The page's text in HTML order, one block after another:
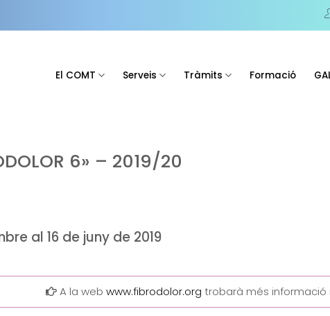
El COMT Serveis Tràmits Formació
6» – 2019/20
al 16 de juny de 2019
A la web www.fibrodolor.org trobarà més informació